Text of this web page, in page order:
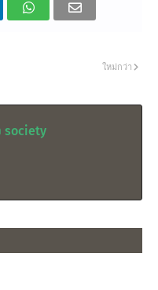
ใหม่กว่า
society